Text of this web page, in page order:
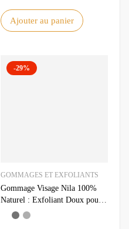
Ajouter au panier
-29%
GOMMAGES ET EXFOLIANTS
Gommage Visage Nila 100%
Naturel : Exfoliant Doux pour
une Peau Éclatante